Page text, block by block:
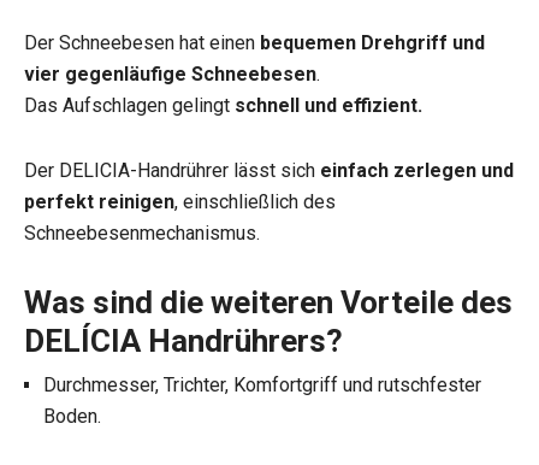
Der Schneebesen hat einen bequemen Drehgriff und
vier gegenläufige Schneebesen.
Das Aufschlagen gelingt schnell und effizient.
Der DELICIA-Handrührer lässt sich einfach zerlegen und
perfekt reinigen, einschließlich des
Schneebesenmechanismus.
Was sind die weiteren Vorteile des
DELÍCIA Handrührers?
Durchmesser, Trichter, Komfortgriff und rutschfester
Boden.